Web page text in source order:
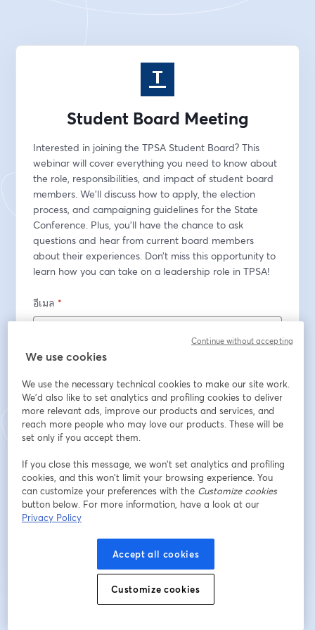
Student Board Meeting
Interested in joining the TPSA Student Board? This
webinar will cover everything you need to know about
the role, responsibilities, and impact of student board
members. We’ll discuss how to apply, the election
process, and campaigning guidelines for the State
Conference. Plus, you’ll have the chance to ask
questions and hear from current board members
about their experiences. Don’t miss this opportunity to
learn how you can take on a leadership role in TPSA!
อีเมล *
ชื่อ *
นามสกุล*
ลงทะเบียนแล้วหรือยัง?เข้าร่วมที่นี่
การลงทะเบียนเป็นการรับทราบและยอมรับเงื่อนไขการให้บริการ
We use cookies
We use the necessary technical cookies to make our site work.
We'd also like to set analytics and profiling cookies to deliver
more relevant ads, improve our products and services, and
reach more people who may love our products. These will be
set only if you accept them.
If you close this message, we won’t set analytics and profiling
cookies, and this won’t limit your browsing experience. You
can customize your preferences with the Customize cookies
button below. For more information, have a look at our
Privacy Policy
Accept all cookies
Customize cookies
Continue without accepting